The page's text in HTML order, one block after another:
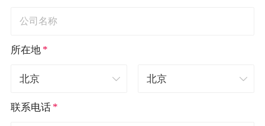
所在地 *
联系电话 *